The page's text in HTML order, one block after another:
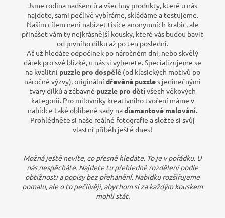
Jsme rodina nadšenců a všechny produkty, které u nás
najdete, sami pečlivě vybíráme, skládáme a testujeme.
Naším cílem není nabízet tisíce anonymních krabic, ale
přinášet vám ty nejkrásnější kousky, které vás budou bavit
od prvního dílku až po ten poslední.
Ať už hledáte odpočinek po náročném dni, nebo skvělý
dárek pro své blízké, u nás si vyberete. Specializujeme se
na kvalitní puzzle pro dospělé(od klasických motivů po
náročné výzvy), originální dřevěné puzzles jedinečnými
tvary dílků a zábavné puzzle pro děti všech věkových
kategorií. Pro milovníky kreativního tvoření máme v
nabídce také oblíbené sady nadiamantové malování.
Prohlédněte si naše reálné fotografie a složte si svůj
vlastní příběh ještě dnes!
Možná ještě nevíte, co přesně hledáte. To je v pořádku. U
nás nespěcháte. Najdete tu přehledné rozdělení podle
obtížnosti a popisy bez přehánění. Nabídku rozšiřujeme
pomalu, ale o to pečlivěji, abychom si za každým kouskem
mohli stát.